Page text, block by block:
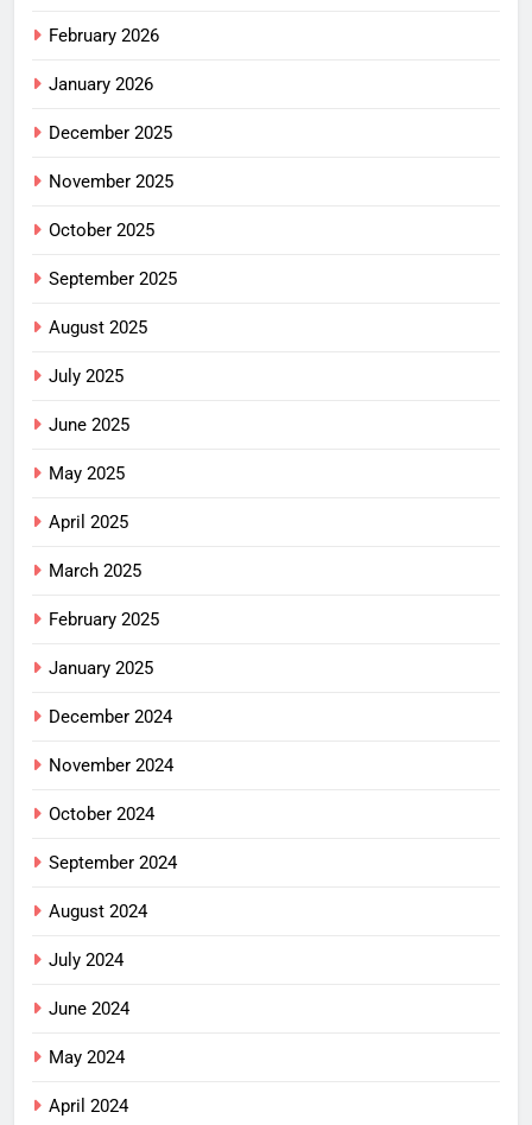
February 2026
January 2026
December 2025
November 2025
October 2025
September 2025
August 2025
July 2025
June 2025
May 2025
April 2025
March 2025
February 2025
January 2025
December 2024
November 2024
October 2024
September 2024
August 2024
July 2024
June 2024
May 2024
April 2024